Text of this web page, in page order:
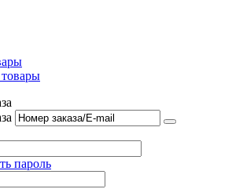
пароль